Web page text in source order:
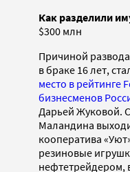
Как разделили
$300 млн
Причиной
в браке 16 лет,
место в рейтинге
бизнесменов
Дарьей Жуковой.
Маландина
кооператива
резиновые
нефтетрейдером,